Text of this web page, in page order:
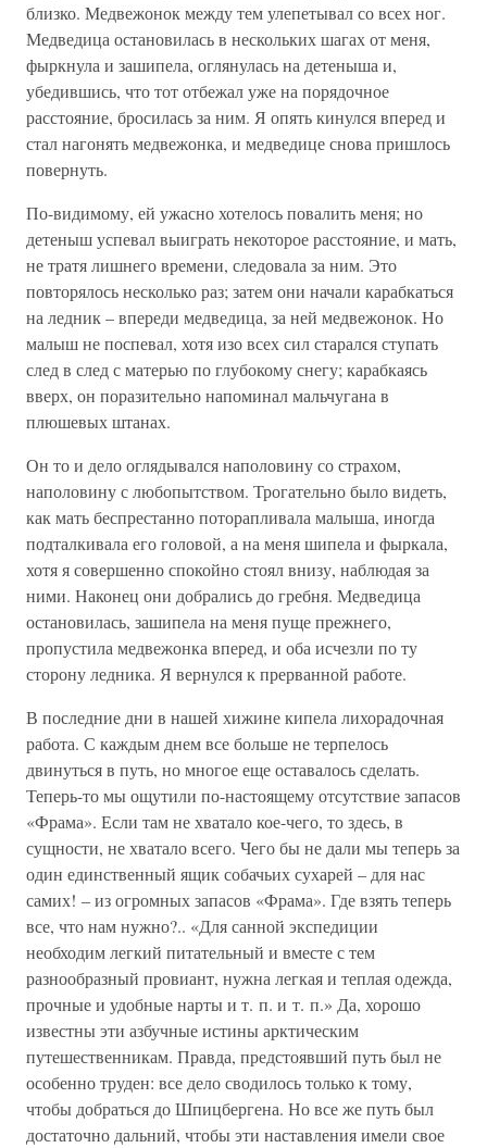
близко. Медвежонок между тем улепетывал со всех ног.
Медведица остановилась в нескольких шагах от меня,
фыркнула и зашипела, оглянулась на детеныша и,
убедившись, что тот отбежал уже на порядочное
расстояние, бросилась за ним. Я опять кинулся вперед и
стал нагонять медвежонка, и медведице снова пришлось
повернуть.
По-видимому, ей ужасно хотелось повалить меня; но
детеныш успевал выиграть некоторое расстояние, и мать,
не тратя лишнего времени, следовала за ним. Это
повторялось несколько раз; затем они начали карабкаться
на ледник – впереди медведица, за ней медвежонок. Но
малыш не поспевал, хотя изо всех сил старался ступать
след в след с матерью по глубокому снегу; карабкаясь
вверх, он поразительно напоминал мальчугана в
плюшевых штанах.
Он то и дело оглядывался наполовину со страхом,
наполовину с любопытством. Трогательно было видеть,
как мать беспрестанно поторапливала малыша, иногда
подталкивала его головой, а на меня шипела и фыркала,
хотя я совершенно спокойно стоял внизу, наблюдая за
ними. Наконец они добрались до гребня. Медведица
остановилась, зашипела на меня пуще прежнего,
пропустила медвежонка вперед, и оба исчезли по ту
сторону ледника. Я вернулся к прерванной работе.
В последние дни в нашей хижине кипела лихорадочная
работа. С каждым днем все больше не терпелось
двинуться в путь, но многое еще оставалось сделать.
Теперь-то мы ощутили по-настоящему отсутствие запасов
«Фрама». Если там не хватало кое-чего, то здесь, в
сущности, не хватало всего. Чего бы не дали мы теперь за
один единственный ящик собачьих сухарей – для нас
самих! – из огромных запасов «Фрама». Где взять теперь
все, что нам нужно?.. «Для санной экспедиции
необходим легкий питательный и вместе с тем
разнообразный провиант, нужна легкая и теплая одежда,
прочные и удобные нарты и т. п. и т. п.» Да, хорошо
известны эти азбучные истины арктическим
путешественникам. Правда, предстоявший путь был не
особенно труден: все дело сводилось только к тому,
чтобы добраться до Шпицбергена. Но все же путь был
достаточно дальний, чтобы эти наставления имели свое